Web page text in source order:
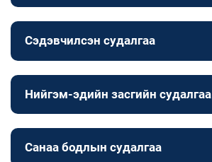
Сэдэвчилсэн судалгаа
Нийгэм-эдийн засгийн судалгаа
Санаа бодлын судалгаа